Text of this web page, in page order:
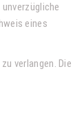
eines
verlangen. Die